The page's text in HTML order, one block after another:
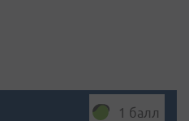
1 балл